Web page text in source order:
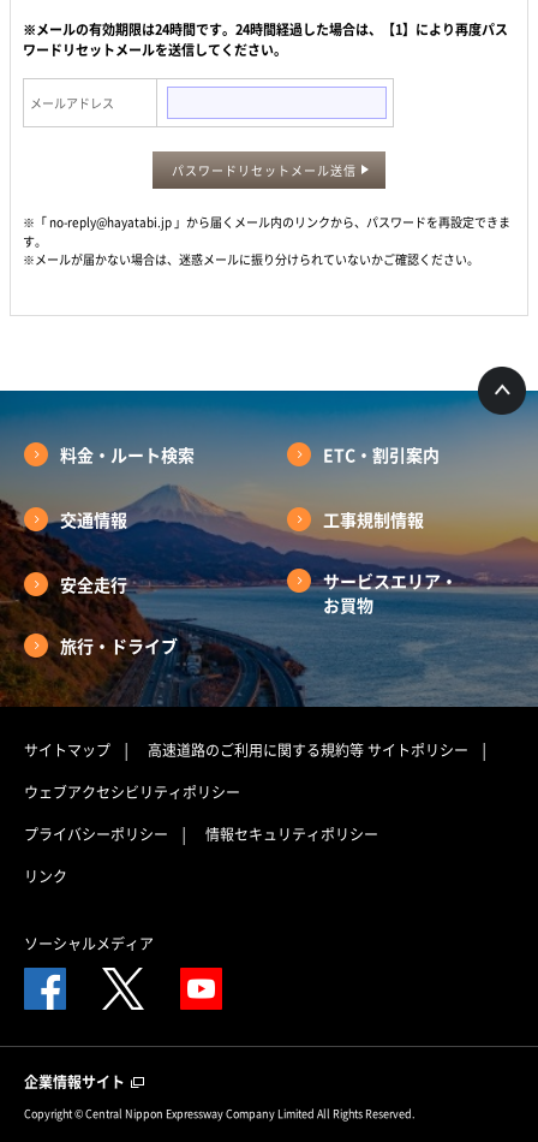
※メールの有効期限は24時間です。24時間経過した場合は、【1】により再度パス
ワードリセットメールを送信してください。
メールアドレス
パスワードリセットメール送信
※「 no-reply@hayatabi.jp 」から届くメール内のリンクから、パスワードを再設定できま
す。
※メールが届かない場合は、迷惑メールに振り分けられていないかご確認ください。
料金・ルート検索 ETC・割引案内
交通情報 工事規制情報
安全走行
サービスエリア・
お買物
旅行・ドライブ
サイトマップ 高速道路のご利用に関する規約等サイトポリシー
ウェブアクセシビリティポリシー
プライバシーポリシー
情報セキュリティポリシー
リンク
ソーシャルメディア
企業情報サイト
Copyright © Central Nippon Expressway Company Limited All Rights Reserved.